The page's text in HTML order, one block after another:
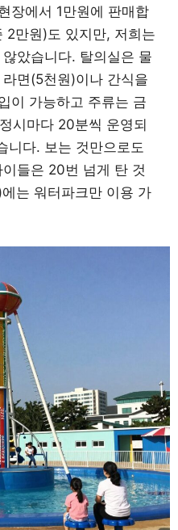
장에서 1만원에 판매합
2만원)도 있지만, 저희는
았습니다. 탈의실은 물
면(5천원)이나 간식을
이 가능하고 주류는 금
시마다 20분씩 운영되
니다. 보는 것만으로도
들은 20번 넘게 탄 것
는 워터파크만 이용 가